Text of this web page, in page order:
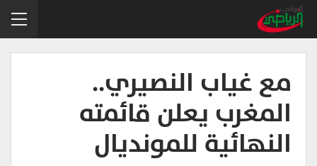
مع غياب النصيري..
المغرب يعلن قائمته
النهائية للمونديال